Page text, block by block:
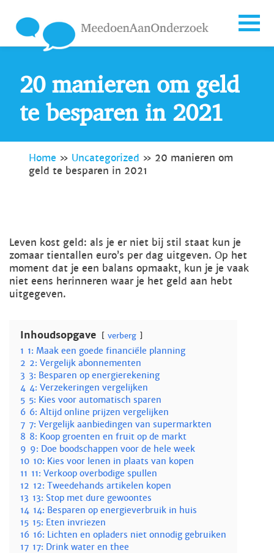
20 manieren om geld
te besparen in 2021
Home » Uncategorized » 20 manieren om
geld te besparen in 2021
Leven kost geld: als je er niet bij stil staat kun je
zomaar tientallen euro’s per dag uitgeven. Op het
moment dat je een balans opmaakt, kun je je vaak
niet eens herinneren waar je het geld aan hebt
uitgegeven.
Inhoudsopgave verberg
1 1: Maak een goede financiële planning
2 2: Vergelijk abonnementen
3 3: Besparen op energierekening
4 4: Verzekeringen vergelijken
5 5: Kies voor automatisch sparen
6 6: Altijd online prijzen vergelijken
7 7: Vergelijk aanbiedingen van supermarkten
8 8: Koop groenten en fruit op de markt
9 9: Doe boodschappen voor de hele week
10 10: Kies voor lenen in plaats van kopen
11 11: Verkoop overbodige spullen
12 12: Tweedehands artikelen kopen
13 13: Stop met dure gewoontes
14 14: Besparen op energieverbruik in huis
15 15: Eten invriezen
16 16: Lichten en opladers niet onnodig gebruiken
17 17: Drink water en thee